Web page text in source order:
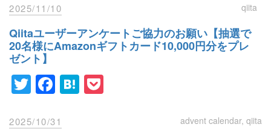
2025/11/10 qiita
Qiitaユーザーアンケートご協力のお願い【抽選で
20名様にAmazonギフトカード10,000円分をプレ
ゼント】
Twitter
Facebook
Hatena
2025/10/31 advent calendar qiita